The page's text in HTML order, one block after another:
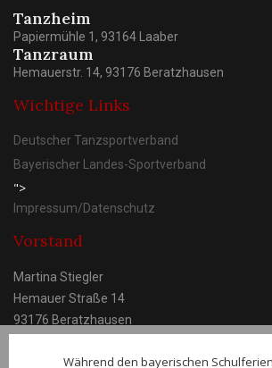
Tanzheim
Papiermühle 1, 93164 Laaber
Tanzraum
Hemauerstr. 14, 93176 Beratzhausen
Wichtige Links
Deutscher Tanzsportverband
Bayerischer Landes-Sportverband
">
Impressum/Datenschutz
Vorstand
Martina Stiegler
Hemauer Straße 14
93176 Beratzhausen
Während den bayerischen